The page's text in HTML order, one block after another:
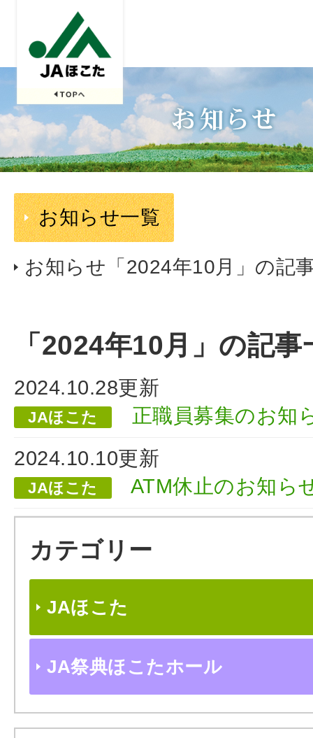
お知らせ一覧
お知らせ「2024年10月」の記
「2024年10月」の記事
2024.10.28更新
JAほこた
正職員募集のお知
2024.10.10更新
JAほこた ATM休止のお知ら
カテゴリー
JAほこた
JA祭典ほこたホール